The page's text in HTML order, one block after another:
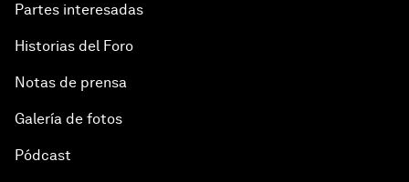
Partes interesadas
Historias del Foro
Notas de prensa
Galería de fotos
Pódcast